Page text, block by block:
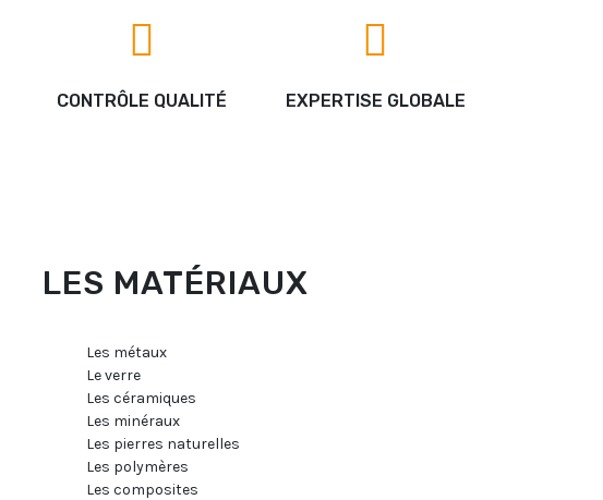
CONTRÔLE QUALITÉ EXPERTISE GLOBALE
LES MATÉRIAUX
Les métaux
Le verre
Les céramiques
Les minéraux
Les pierres naturelles
Les polymères
Les composites